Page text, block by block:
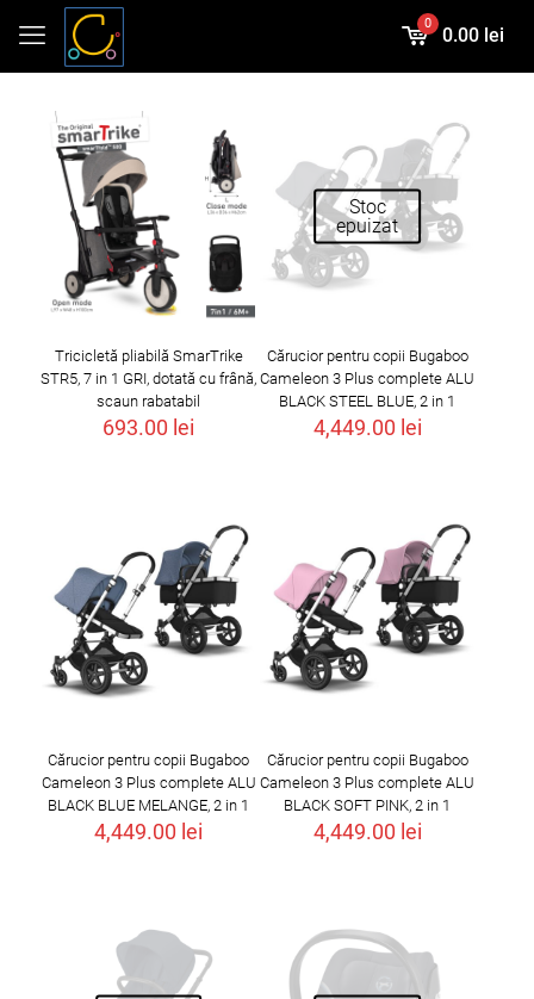
0
0.00 lei
Tricicletă pliabilă SmarTrike
STR5, 7 in 1 GRI, dotată cu frână,
scaun rabatabil
693.00 lei
Stoc
epuizat
Cărucior pentru copii Bugaboo
Cameleon 3 Plus complete ALU
BLACK STEEL BLUE, 2 in 1
4,449.00 lei
Cărucior pentru copii Bugaboo
Cameleon 3 Plus complete ALU
BLACK BLUE MELANGE, 2 in 1
4,449.00 lei
Cărucior pentru copii Bugaboo
Cameleon 3 Plus complete ALU
BLACK SOFT PINK, 2 in 1
4,449.00 lei